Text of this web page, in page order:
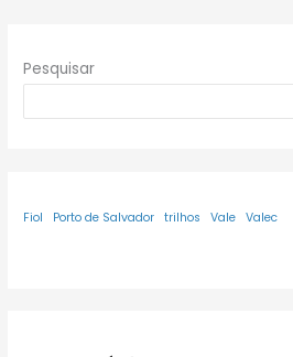
Pesquisar
Fiol Porto de Salvador trilhos Vale Valec